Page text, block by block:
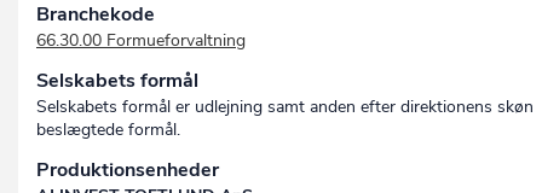
Branchekode
66.30.00 Formueforvaltning
Selskabets formål
Selskabets formål er udlejning samt anden efter direktionens skøn
beslægtede formål.
Produktionsenheder